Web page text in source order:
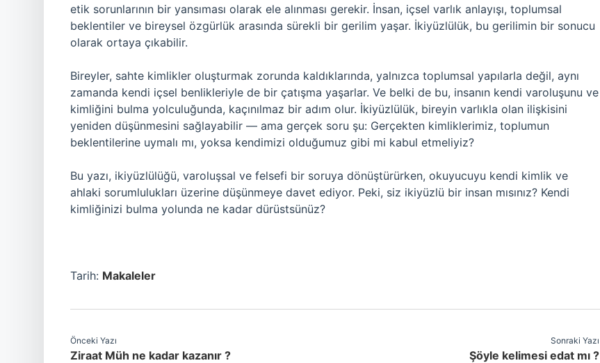
etik sorunlarının bir yansıması olarak ele alınması gerekir. İnsan, içsel varlık anlayışı, toplumsal
beklentiler ve bireysel özgürlük arasında sürekli bir gerilim yaşar. İkiyüzlülük, bu gerilimin bir sonucu
olarak ortaya çıkabilir.
Bireyler, sahte kimlikler oluşturmak zorunda kaldıklarında, yalnızca toplumsal yapılarla değil, aynı
zamanda kendi içsel benlikleriyle de bir çatışma yaşarlar. Ve belki de bu, insanın kendi varoluşunu ve
kimliğini bulma yolculuğunda, kaçınılmaz bir adım olur. İkiyüzlülük, bireyin varlıkla olan ilişkisini
yeniden düşünmesini sağlayabilir — ama gerçek soru şu: Gerçekten kimliklerimiz, toplumun
beklentilerine uymalı mı, yoksa kendimizi olduğumuz gibi mi kabul etmeliyiz?
Bu yazı, ikiyüzlülüğü, varoluşsal ve felsefi bir soruya dönüştürürken, okuyucuyu kendi kimlik ve
ahlaki sorumlulukları üzerine düşünmeye davet ediyor. Peki, siz ikiyüzlü bir insan mısınız? Kendi
kimliğinizi bulma yolunda ne kadar dürüstsünüz?
Tarih: Makaleler
Önceki Yazı
Ziraat Müh ne kadar kazanır ?
Sonraki Yazı
Şöyle kelimesi edat mı ?